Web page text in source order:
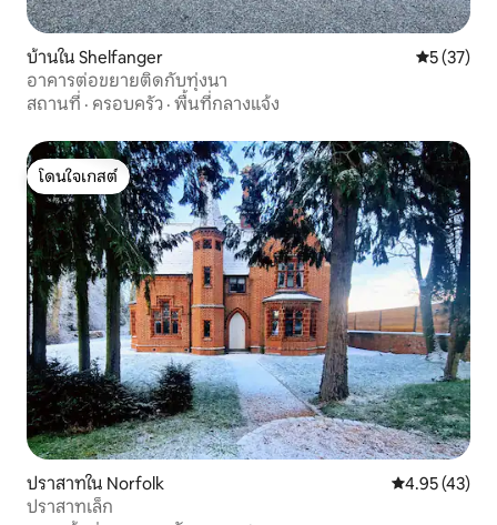
บ้านใน Shelfanger คะแนนเฉลี่
5 (37)
อาคารต่อขยายติดกับทุ่งนา
สถานที่ · ครอบครัว · พื้นที่กลางแจ้ง
โดนใจเกสต์
โดนใจเกสต์
ปราสาทใน Norfolk คะแนนเฉลี่ย
4.95 (43)
ปราสาทเล็ก